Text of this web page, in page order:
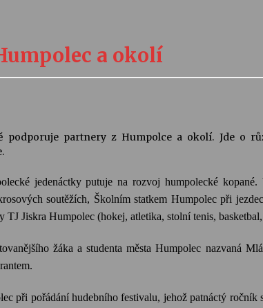
Stávám se kapkou
30. 7. 2026
8.
17. 7. 2026
3. 7. 2026
a okolí
podporuje partnery z Humpolce a okolí. Jde o
jedenáctky putuje na rozvoj humpolecké
soutěžích, Školním statkem Humpolec při
Jiskra Humpolec (hokej, atletika, stolní tenis,
žáka a studenta města Humpolec nazvaná
při pořádání hudebního festivalu, jehož patnáctý ročník